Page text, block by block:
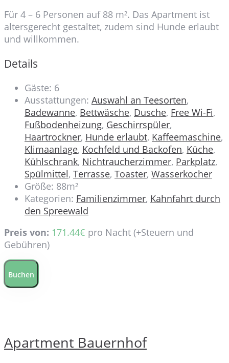
Für 4 – 6 Personen auf 88 m². Das Apartment ist
altersgerecht gestaltet, zudem sind Hunde erlaubt
und willkommen.
Details
Gäste: 6
Ausstattungen: Auswahl an Teesorten,
Badewanne, Bettwäsche, Dusche, Free Wi-Fi,
Fußbodenheizung, Geschirrspüler,
Haartrockner, Hunde erlaubt, Kaffeemaschine,
Klimaanlage, Kochfeld und Backofen, Küche,
Kühlschrank, Nichtraucherzimmer, Parkplatz,
Spülmittel, Terrasse, Toaster, Wasserkocher
Größe: 88m²
Kategorien: Familienzimmer, Kahnfahrt durch
den Spreewald
Preis von: 171.44€ pro Nacht (+Steuern und
Gebühren)
Buchen
Apartment Bauernhof